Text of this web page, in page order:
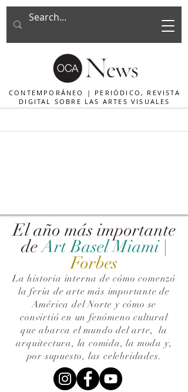
CONTEMPORÁNEO | PERIÓDICO, REVISTA
DIGITAL SOBRE LAS ARTES VISUALES
El año más importante
de Art Basel Miami |
Forbes
La historia interna de cómo comenzó
la feria de arte más importante de
América del Norte y cómo se
convirtió en un fenómeno cultural
que abarca el mundo del arte,la
arquitectura, la comida, la moda y,
por supuesto, las celebridades.